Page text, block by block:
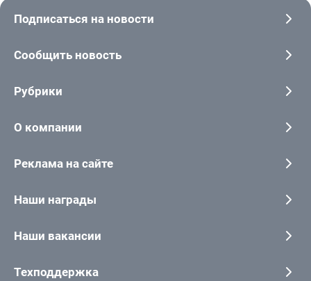
Подписаться на новости
Сообщить новость
Рубрики
О компании
Реклама на сайте
Наши награды
Наши вакансии
Техподдержка